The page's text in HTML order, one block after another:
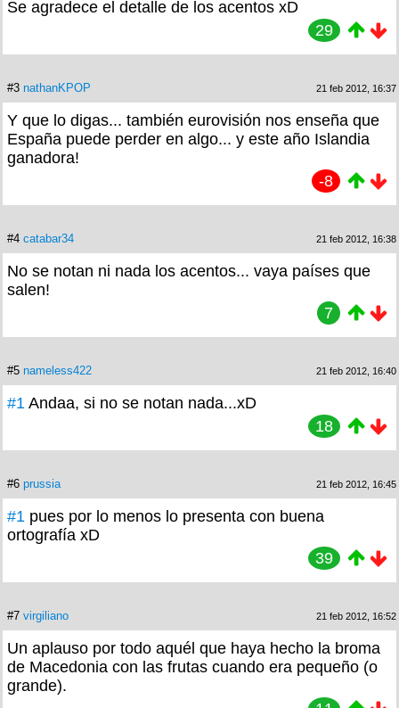
Se agradece el detalle de los acentos xD
29
#3 nathanKPOP 21 feb 2012, 16:37
Y que lo digas... también eurovisión nos enseña que
España puede perder en algo... y este año Islandia
ganadora!
-8
#4 catabar34 21 feb 2012, 16:38
No se notan ni nada los acentos... vaya países que
salen!
7
#5 nameless422 21 feb 2012, 16:40
#1 Andaa, si no se notan nada...xD
18
#6 prussia 21 feb 2012, 16:45
#1 pues por lo menos lo presenta con buena
ortografía xD
39
#7 virgiliano 21 feb 2012, 16:52
Un aplauso por todo aquél que haya hecho la broma
de Macedonia con las frutas cuando era pequeño (o
grande).